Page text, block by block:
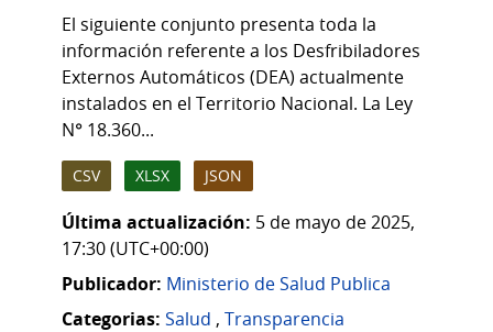
El siguiente conjunto presenta toda la
información referente a los Desfribiladores
Externos Automáticos (DEA) actualmente
instalados en el Territorio Nacional. La Ley
N° 18.360...
CSV XLSX JSON
Última actualización: 5 de mayo de 2025,
17:30 (UTC+00:00)
Publicador: Ministerio de Salud Publica
Categorias: Salud , Transparencia